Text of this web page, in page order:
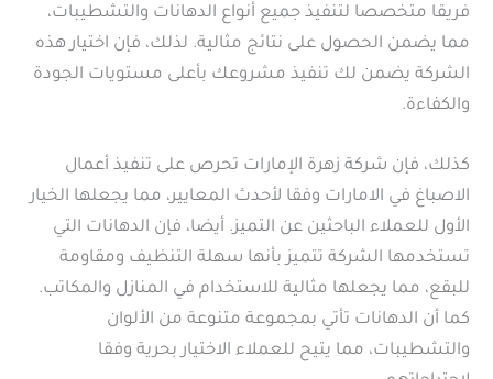
فريقا متخصصا لتنفيذ جميع أنواع الدهانات والتشطيبات،
مما يضمن الحصول على نتائج مثالية. لذلك، فإن اختيار هذه
الشركة يضمن لك تنفيذ مشروعك بأعلى مستويات الجودة
والكفاءة.
كذلك، فإن شركة زهرة الإمارات تحرص على تنفيذ أعمال
الاصباغ في الامارات وفقا لأحدث المعايير، مما يجعلها الخيار
الأول للعملاء الباحثين عن التميز. أيضا، فإن الدهانات التي
تستخدمها الشركة تتميز بأنها سهلة التنظيف ومقاومة
للبقع، مما يجعلها مثالية للاستخدام في المنازل والمكاتب.
كما أن الدهانات تأتي بمجموعة متنوعة من الألوان
والتشطيبات، مما يتيح للعملاء الاختيار بحرية وفقا